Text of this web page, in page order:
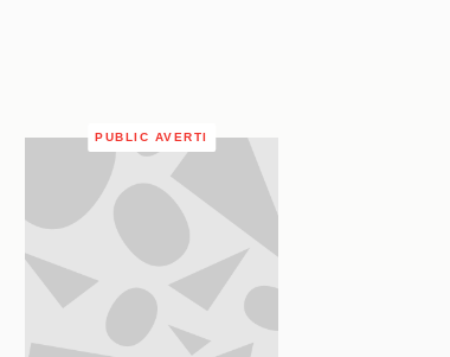
PUBLIC AVERTI